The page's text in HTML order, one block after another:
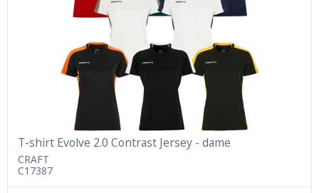
T-shirt Evolve 2.0 Contrast Jersey - dame
CRAFT
C17387